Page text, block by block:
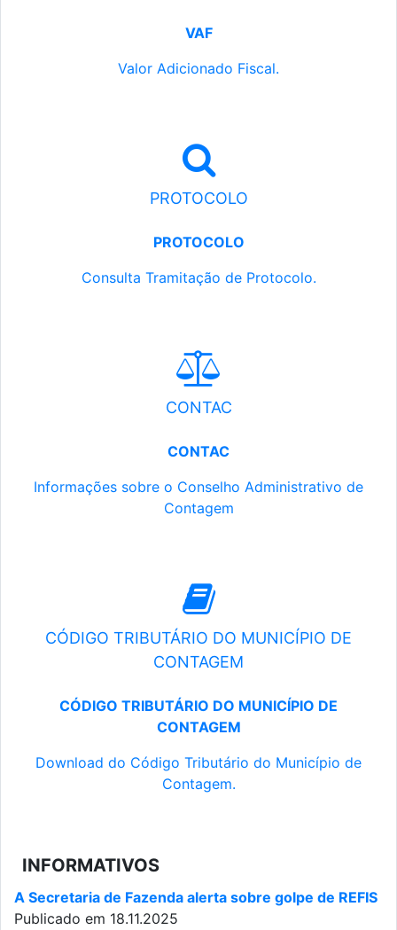
VAF
Valor Adicionado Fiscal.
PROTOCOLO
PROTOCOLO
Consulta Tramitação de Protocolo.
CONTAC
CONTAC
Informações sobre o Conselho Administrativo de
Contagem
CÓDIGO TRIBUTÁRIO DO MUNICÍPIO DE
CONTAGEM
CÓDIGO TRIBUTÁRIO DO MUNICÍPIO DE
CONTAGEM
Download do Código Tributário do Município de
Contagem.
INFORMATIVOS
A Secretaria de Fazenda alerta sobre golpe de REFIS
Publicado em 18.11.2025